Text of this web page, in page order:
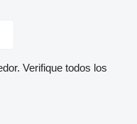
Verifique todos los